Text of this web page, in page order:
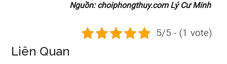
Nguồn: choiphongthuy.com Lý Cư Minh
5/5 - (1 vote)
Liên Quan